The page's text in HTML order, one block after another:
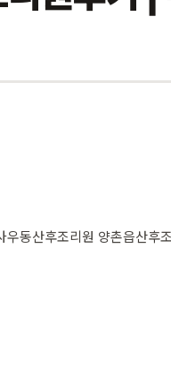
동산후조리원 양촌읍산후